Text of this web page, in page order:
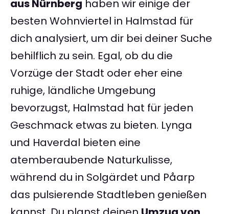
aus Nürnberg haben wir einige der
besten Wohnviertel in Halmstad für
dich analysiert, um dir bei deiner Suche
behilflich zu sein. Egal, ob du die
Vorzüge der Stadt oder eher eine
ruhige, ländliche Umgebung
bevorzugst, Halmstad hat für jeden
Geschmack etwas zu bieten. Lynga
und Haverdal bieten eine
atemberaubende Naturkulisse,
während du in Solgärdet und Påarp
das pulsierende Stadtleben genießen